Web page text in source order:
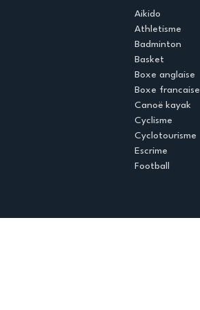
Aikido
Athletisme
Badminton
Basket
Boxe anglaise
Boxe francaise
Canoë kayak
Cyclisme
Cyclotourisme
Escrime
Football